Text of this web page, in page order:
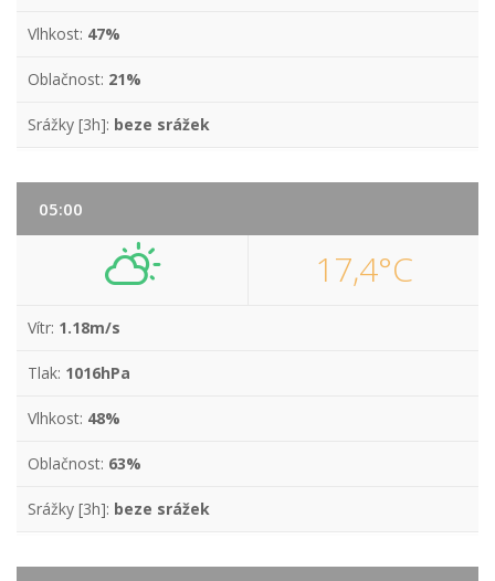
Vlhkost: 47%
Oblačnost: 21%
Srážky [3h]: beze srážek
05:00
17,4°C
Vítr: 1.18m/s
Tlak: 1016hPa
Vlhkost: 48%
Oblačnost: 63%
Srážky [3h]: beze srážek